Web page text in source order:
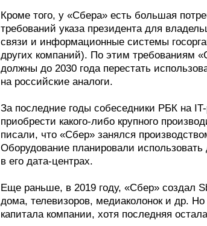
Кроме того, у «Сбера» есть большая
требований указа президента для
связи и информационные системы
других компаний). По этим требованиям
должны до 2030 года перестать
на российские аналоги.
За последние годы собеседники РБК на
приобрести какого-либо крупного
писали, что «Сбер» занялся
Оборудование планировали
в его дата-центрах.
Еще раньше, в 2019 году, «Сбер» создал
дома, телевизоров, медиаколонок и др.
капитала компании, хотя последняя